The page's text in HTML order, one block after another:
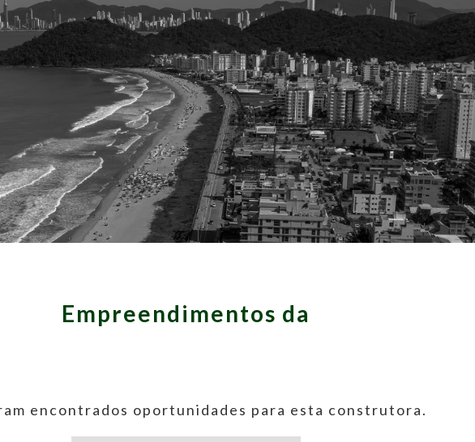
Empreendimentos da
encontrados oportunidades para esta construtora.